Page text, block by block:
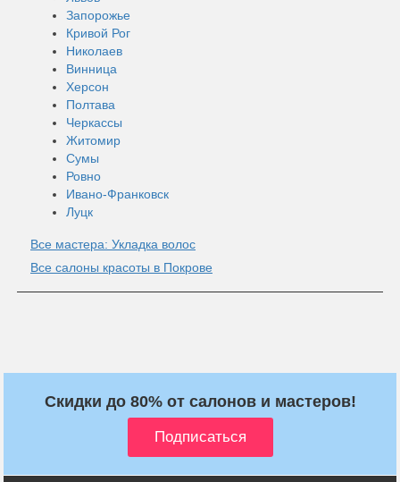
Запорожье
Кривой Рог
Николаев
Винница
Херсон
Полтава
Черкассы
Житомир
Сумы
Ровно
Ивано-Франковск
Луцк
Все мастера: Укладка волос
Все салоны красоты в Покрове
Скидки до 80% от салонов и мастеров!